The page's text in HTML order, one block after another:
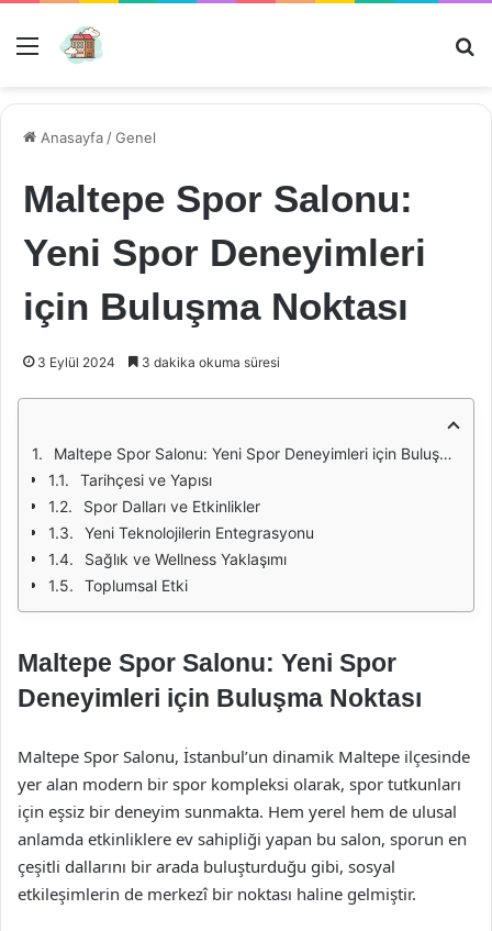
Menü
Anasayfa /Genel
Maltepe Spor Salonu:
Yeni Spor Deneyimleri
için Buluşma Noktası
3 Eylül 2024 3 dakika okuma süresi
Maltepe Spor Salonu: Yeni Spor Deneyimleri için Buluşma Noktası
Tarihçesi ve Yapısı
Spor Dalları ve Etkinlikler
Yeni Teknolojilerin Entegrasyonu
Sağlık ve Wellness Yaklaşımı
Toplumsal Etki
Maltepe Spor Salonu: Yeni Spor
Deneyimleri için Buluşma Noktası
Maltepe Spor Salonu, İstanbul’un dinamik Maltepe ilçesinde
yer alan modern bir spor kompleksi olarak, spor tutkunları
için eşsiz bir deneyim sunmakta. Hem yerel hem de ulusal
anlamda etkinliklere ev sahipliği yapan bu salon, sporun en
çeşitli dallarını bir arada buluşturduğu gibi, sosyal
etkileşimlerin de merkezî bir noktası haline gelmiştir.